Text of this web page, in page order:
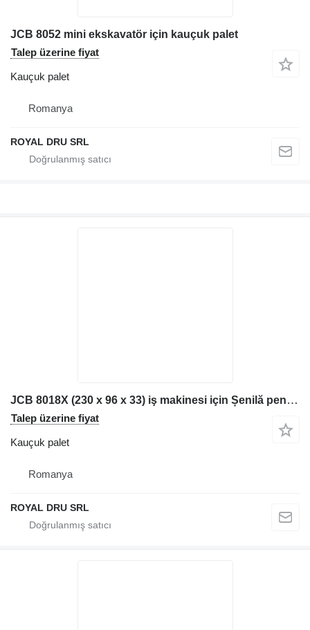
JCB 8052 mini ekskavatör için kauçuk palet
Talep üzerine fiyat
Kauçuk palet
Romanya
ROYAL DRU SRL
JCB 8018X (230 x 96 x 33) iş makinesi için Șenilă pentru excavator kauçuk palet
Talep üzerine fiyat
Kauçuk palet
Romanya
ROYAL DRU SRL